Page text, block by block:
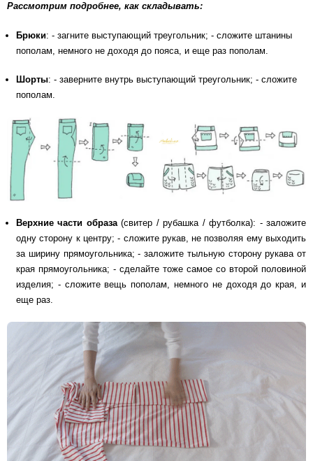
Рассмотрим подробнее, как складывать:
Брюки: - загните выступающий треугольник; - сложите штанины
пополам, немного не доходя до пояса, и еще раз пополам.
Шорты: - заверните внутрь выступающий треугольник; - сложите
пополам.
Верхние части образа(свитер / рубашка / футболка): - заложите
одну сторону к центру; - сложите рукав, не позволяя ему выходить
за ширину прямоугольника; - заложите тыльную сторону рукава от
края прямоугольника; - сделайте тоже самое со второй половиной
изделия; - сложите вещь пополам, немного не доходя до края, и
еще раз.